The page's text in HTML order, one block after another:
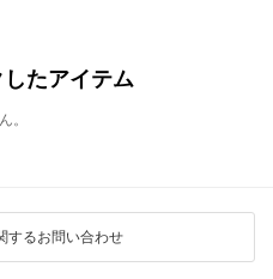
たアイテム
。
するお問い合わせ